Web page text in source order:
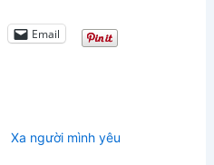
Email
Xa người mình yêu